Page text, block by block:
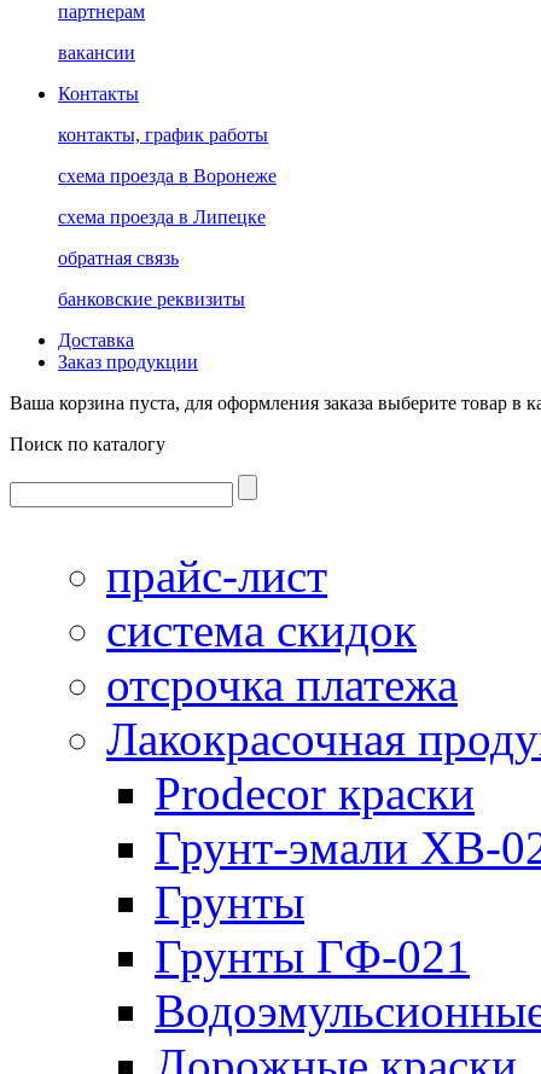
партнерам
вакансии
Контакты
контакты, график работы
схема проезда в Воронеже
схема проезда в Липецке
обратная связь
банковские реквизиты
Доставка
Заказ продукции
Ваша корзина пуста, для оформления заказа выберите товар в
Поиск по каталогу
прайс-лист
система скидок
отсрочка платежа
Лакокрасочная
Prodecor краски
Грунт-эмали ХВ-
Грунты
Грунты ГФ-021